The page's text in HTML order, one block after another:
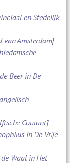
en Stedelijk
van Amsterdam]
Beer in De
Courant]
in De Vrije
Waal in Het